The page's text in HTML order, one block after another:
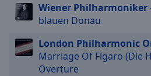
Audio
Track
Picture-
in-
Wiener Philharmoniker
blauen Donau
London Philharmonic
Marriage Of Figaro (Die
Overture